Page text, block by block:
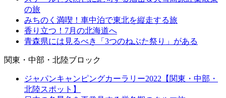
の旅
みちのく満喫！車中泊で東北を縦走する旅
香り立つ！7月の北海道へ
青森県には見るべき「3つのねぶた祭り」がある
関東・中部・北陸ブロック
ジャパンキャンピングカーラリー2022【関東・中部・
北陸スポット】